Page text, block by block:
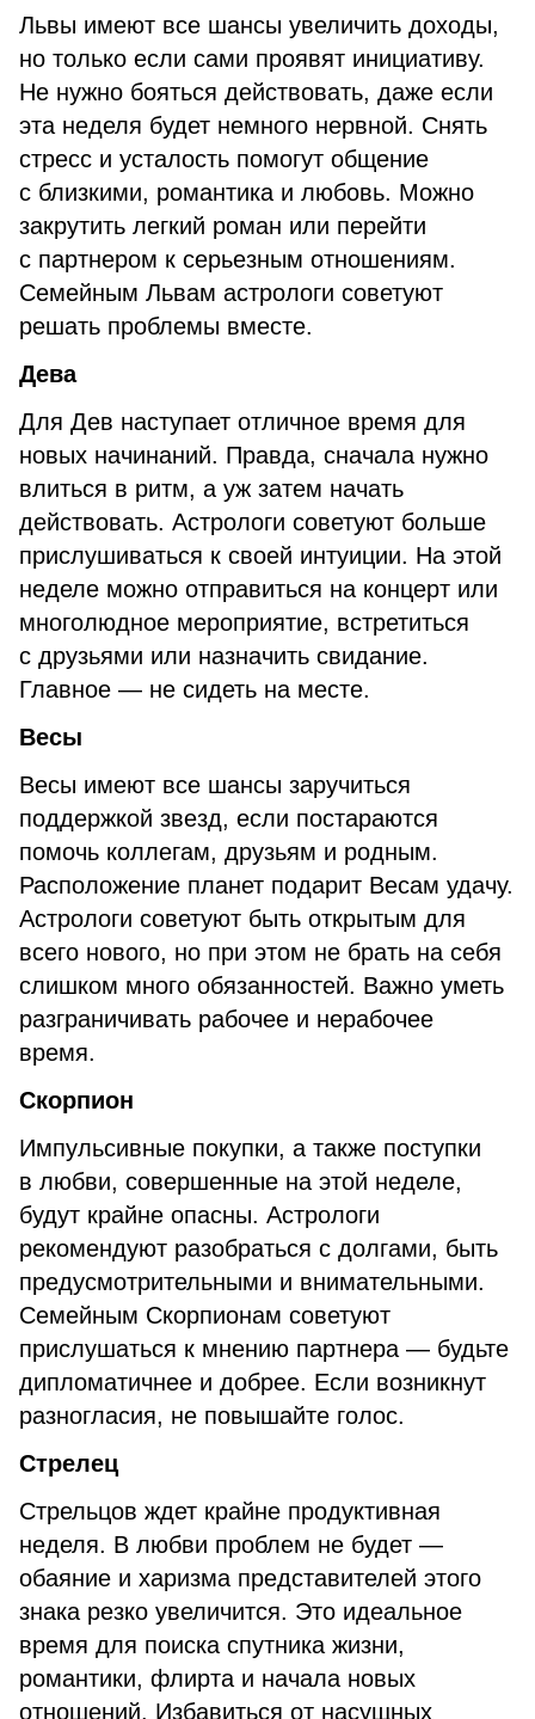
Львы имеют все шансы увеличить доходы,
но только если сами проявят инициативу.
Не нужно бояться действовать, даже если
эта неделя будет немного нервной. Снять
стресс и усталость помогут общение
с близкими, романтика и любовь. Можно
закрутить легкий роман или перейти
с партнером к серьезным отношениям.
Семейным Львам астрологи советуют
решать проблемы вместе.
Дева
Для Дев наступает отличное время для
новых начинаний. Правда, сначала нужно
влиться в ритм, а уж затем начать
действовать. Астрологи советуют больше
прислушиваться к своей интуиции. На этой
неделе можно отправиться на концерт или
многолюдное мероприятие, встретиться
с друзьями или назначить свидание.
Главное — не сидеть на месте.
Весы
Весы имеют все шансы заручиться
поддержкой звезд, если постараются
помочь коллегам, друзьям и родным.
Расположение планет подарит Весам удачу.
Астрологи советуют быть открытым для
всего нового, но при этом не брать на себя
слишком много обязанностей. Важно уметь
разграничивать рабочее и нерабочее
время.
Скорпион
Импульсивные покупки, а также поступки
в любви, совершенные на этой неделе,
будут крайне опасны. Астрологи
рекомендуют разобраться с долгами, быть
предусмотрительными и внимательными.
Семейным Скорпионам советуют
прислушаться к мнению партнера — будьте
дипломатичнее и добрее. Если возникнут
разногласия, не повышайте голос.
Стрелец
Стрельцов ждет крайне продуктивная
неделя. В любви проблем не будет —
обаяние и харизма представителей этого
знака резко увеличится. Это идеальное
время для поиска спутника жизни,
романтики, флирта и начала новых
отношений. Избавиться от насущных